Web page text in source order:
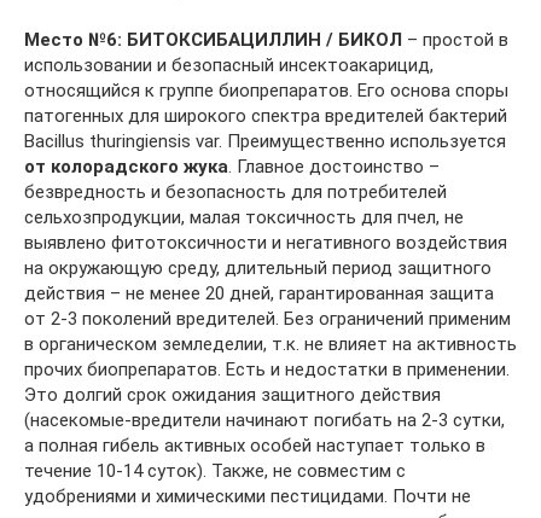
Место №6: БИТОКСИБАЦИЛЛИН / БИКОЛ – простой в
использовании и безопасный инсектоакарицид,
относящийся к группе биопрепаратов. Его основа споры
патогенных для широкого спектра вредителей бактерий
Bacillus thuringiensis var. Преимущественно используется
от колорадского жука. Главное достоинство –
безвредность и безопасность для потребителей
сельхозпродукции, малая токсичность для пчел, не
выявлено фитотоксичности и негативного воздействия
на окружающую среду, длительный период защитного
действия – не менее 20 дней, гарантированная защита
от 2-3 поколений вредителей. Без ограничений применим
в органическом земледелии, т.к. не влияет на активность
прочих биопрепаратов. Есть и недостатки в применении.
Это долгий срок ожидания защитного действия
(насекомые-вредители начинают погибать на 2-3 сутки,
а полная гибель активных особей наступает только в
течение 10-14 суток). Также, не совместим с
удобрениями и химическими пестицидами. Почти не